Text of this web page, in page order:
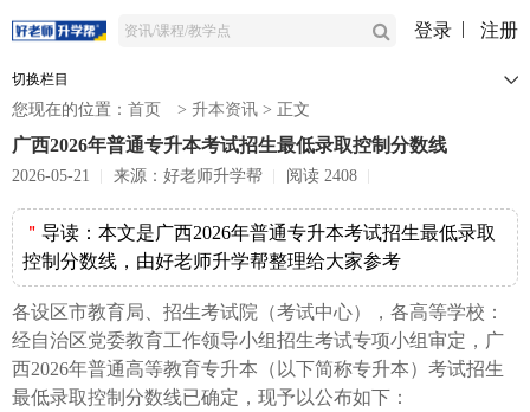
登录 注册
切换栏目
您现在的位置： 首页 > 升本资讯 > 正文
广西2026年普通专升本考试招生最低录取控制分数线
2026-05-21 来源：好老师升学帮 阅读 2408
＂ 导读： 本文是广西2026年普通专升本考试招生最低录取
控制分数线，由好老师升学帮整理给大家参考
各设区市教育局、招生考试院（考试中心），各高等学校：
经自治区党委教育工作领导小组招生考试专项小组审定，广
西2026年普通高等教育专升本（以下简称专升本）考试招生
最低录取控制分数线已确定，现予以公布如下：